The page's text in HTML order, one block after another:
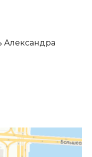
Александра